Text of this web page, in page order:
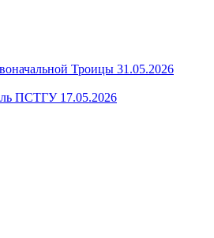
Троицы 31.05.2026
ПСТГУ 17.05.2026